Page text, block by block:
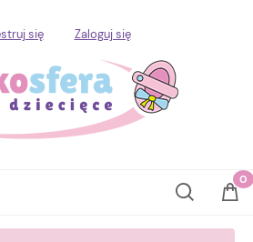
się Zaloguj się